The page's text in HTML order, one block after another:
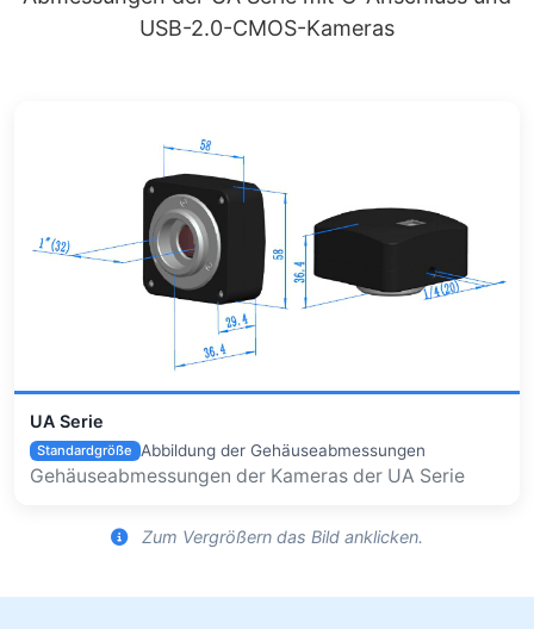
USB-2.0-CMOS-Kameras
UA Serie
Standardgröße Abbildung der Gehäuseabmessungen
Gehäuseabmessungen der Kameras der UA Serie
Zum Vergrößern das Bild anklicken.